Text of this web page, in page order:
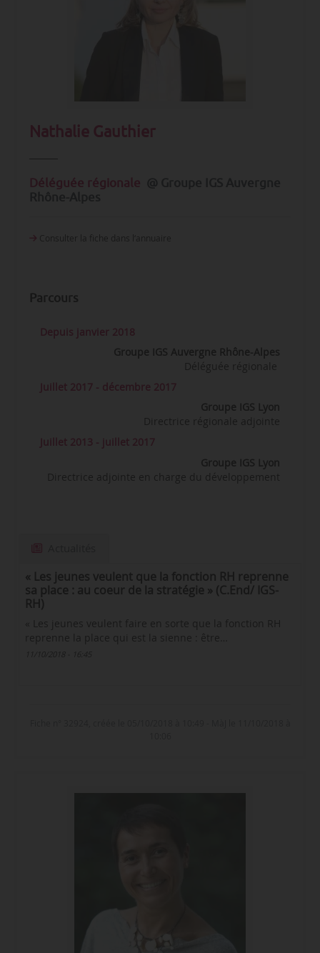
Nathalie Gauthier
Déléguée régionale
Parcours
Depuis janvier 2018
Groupe IGS Auvergne Rhône-Alpes
Déléguée régionale
Juillet 2017 - décembre 2017
Groupe IGS Lyon
Directrice régionale adjointe
Juillet 2013 - juillet 2017
Groupe IGS Lyon
Directrice adjointe en charge du développement
« Les jeunes veulent que la fonction RH reprenne
sa place : au coeur de la stratégie » (C.End/ IGS-
RH)
« Les jeunes veulent faire en sorte que la fonction RH
reprenne la place qui est la sienne : être…